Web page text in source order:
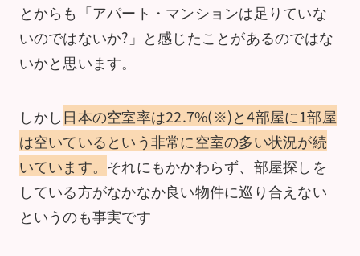
とからも「アパート・マンションは足りていな
いのではないか?」と感じたことがあるのではな
いかと思います。
しかし日本の空室率は22.7%(※)と4部屋に1部屋
は空いているという非常に空室の多い状況が続
いています。 それにもかかわらず、部屋探しを
している方がなかなか良い物件に巡り合えない
というのも事実です